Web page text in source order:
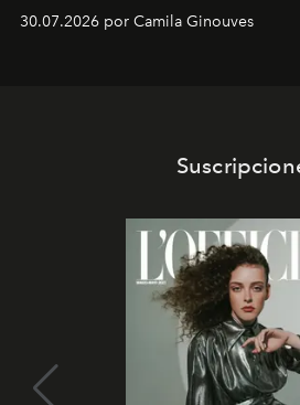
30.07.2026 por Camila Ginouves